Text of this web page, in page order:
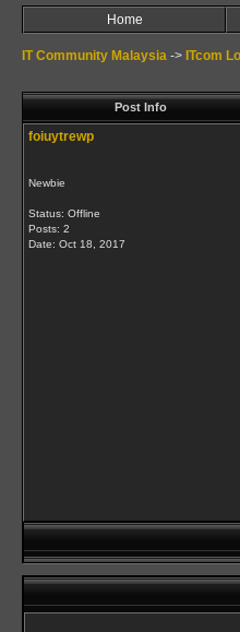
Home
IT Community Malaysia -> ITcom
Post Info
foiuytrewp
Newbie
Status: Offline
Posts: 2
Date: Oct 18, 2017